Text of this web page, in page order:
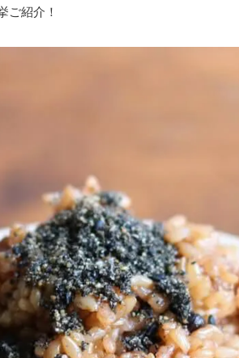
ご紹介！